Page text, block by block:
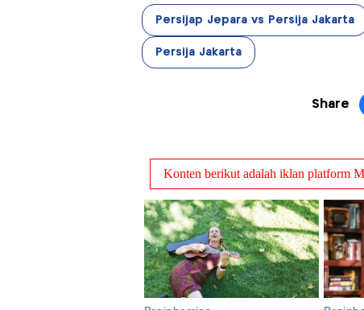
Persijap Jepara vs Persija Jakarta
Persija Jakarta
Share